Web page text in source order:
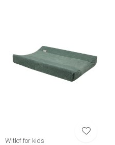
Witlof for kids